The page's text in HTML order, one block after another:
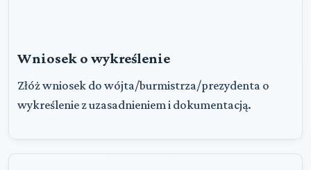
Wniosek o wykreślenie
Złóż wniosek do wójta/burmistrza/prezydenta o
wykreślenie z uzasadnieniem i dokumentacją.